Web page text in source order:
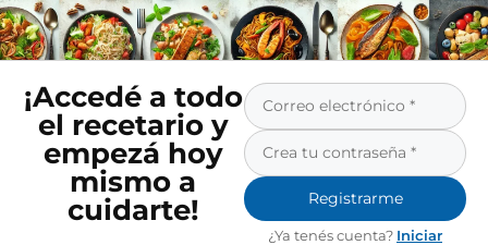
¡Accedé a todo
el recetario y
empezá hoy
mismo a
cuidarte!
Registrarme
¿Ya tenés cuenta? Iniciar